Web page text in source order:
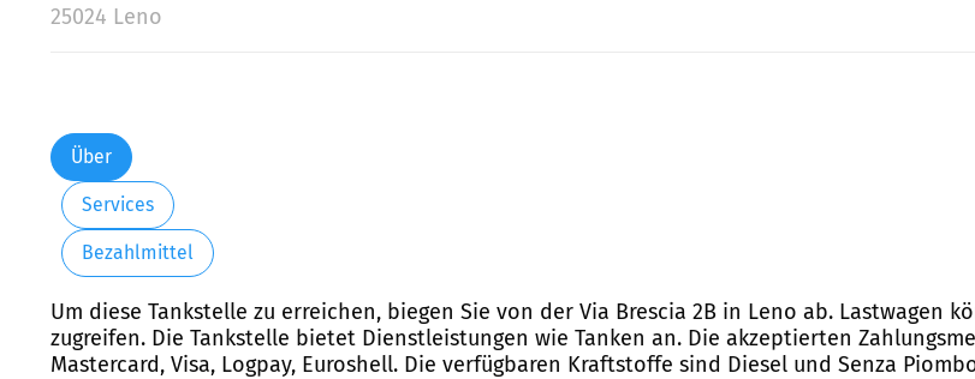
25024 Leno
Über
Services
Bezahlmittel
Um diese Tankstelle zu erreichen, biegen Sie von der Via Brescia 2B in Leno ab. Lastwagen
zugreifen. Die Tankstelle bietet Dienstleistungen wie Tanken an. Die akzeptierten
Mastercard, Visa, Logpay, Euroshell. Die verfügbaren Kraftstoffe sind Diesel und Senza